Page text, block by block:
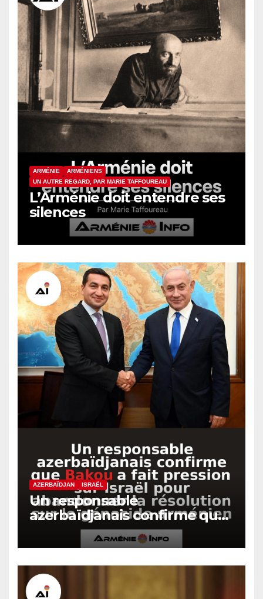
ARMÉNIE
ARMÉNIENS
UN AUTRE REGARD, PAR MARIE TAFFOUREAU
L’Arménie doit entendre ses
silences
AZERBAÏDJAN ISRAËL
Un responsable
azerbaïdjanais confirme que
Bakou a fait pression sur
Israël pour abandonner la
arménien